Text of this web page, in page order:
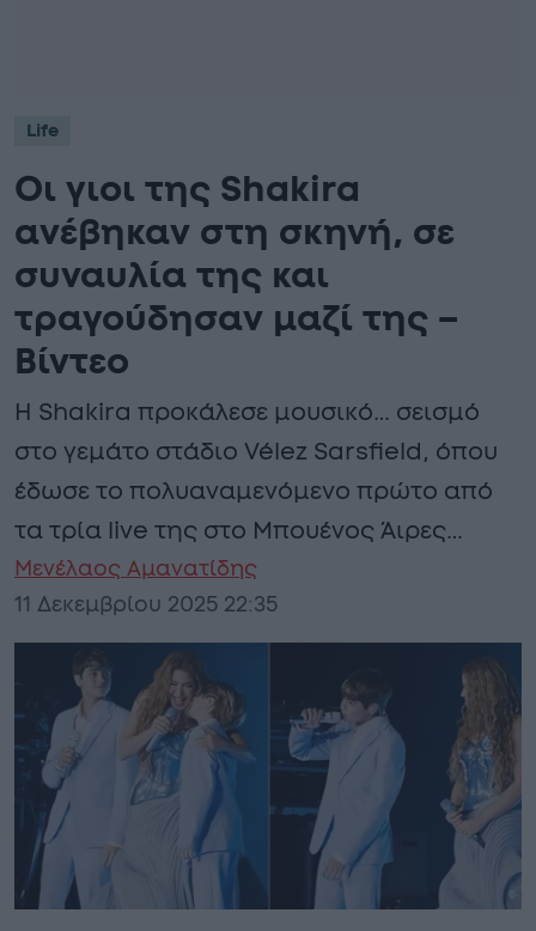
Life
Οι γιοι της Shakira
ανέβηκαν στη σκηνή, σε
συναυλία της και
τραγούδησαν μαζί της –
Βίντεο
Η Shakira προκάλεσε μουσικό… σεισμό
στο γεμάτο στάδιο Vélez Sarsfield, όπου
έδωσε το πολυαναμενόμενο πρώτο από
τα τρία live της στο Μπουένος Άιρες…
Μενέλαος Αμανατίδης
11 Δεκεμβρίου 2025 22:35